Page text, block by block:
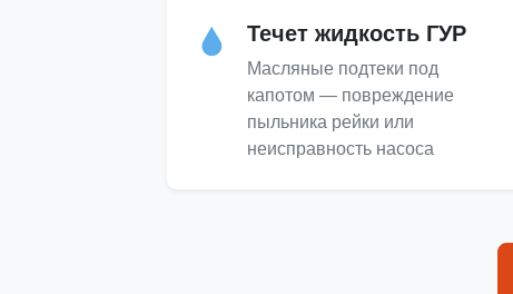
Течет жидкость ГУР
Масляные подтеки под
капотом — повреждение
пыльника рейки или
неисправность насоса